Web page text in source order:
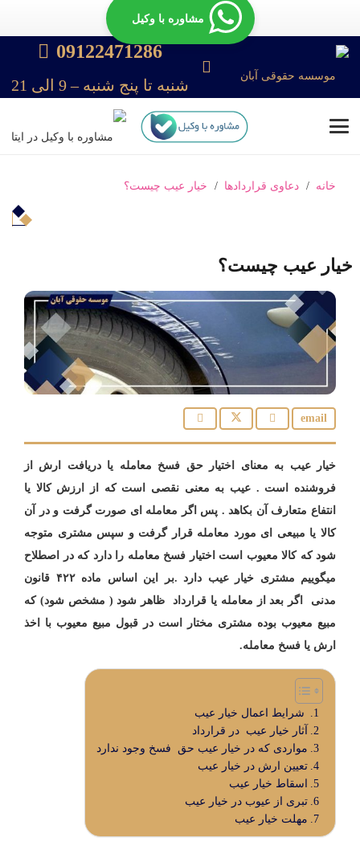
مشاوره با وکیل
09122471286
شنبه تا پنج شنبه – 9 الی 21
خانه / دعاوی قراردادها / خیار عیب چیست؟
خیار عیب چیست؟
خیار عیب به معنای اختیار حق فسخ معامله یا دریافت ارش از
فروشنده است . عیب به معنی نقصی است که از ارزش کالا یا
انتفاع متعارف آن بکاهد . پس اگر معامله ای صورت گرفت و در آن
کالا یا مبیعی ای مورد معامله قرار گرفت و سپس مشتری متوجه
شود که کالا معیوب است اختیار فسخ معامله را دارد که در اصطلاح
میگوییم مشتری خیار عیب دارد .بر این اساس ماده ۴۲۲ قانون
مدنی اگر بعد از معامله یا قرارداد ظاهر شود ( مشخص شود) که
مبیع معیوب بوده مشتری مختار است در قبول مبیع معیوب با اخذ
ارش یا فسخ معامله.
شرایط اعمال خیار عیب
آثار خیار عیب در قرارداد
مواردی که در خیار عیب حق فسخ وجود ندارد
تعیین ارش در خیار عیب
اسقاط خیار عیب
تبری از عیوب در خیار عیب
مهلت خیار عیب